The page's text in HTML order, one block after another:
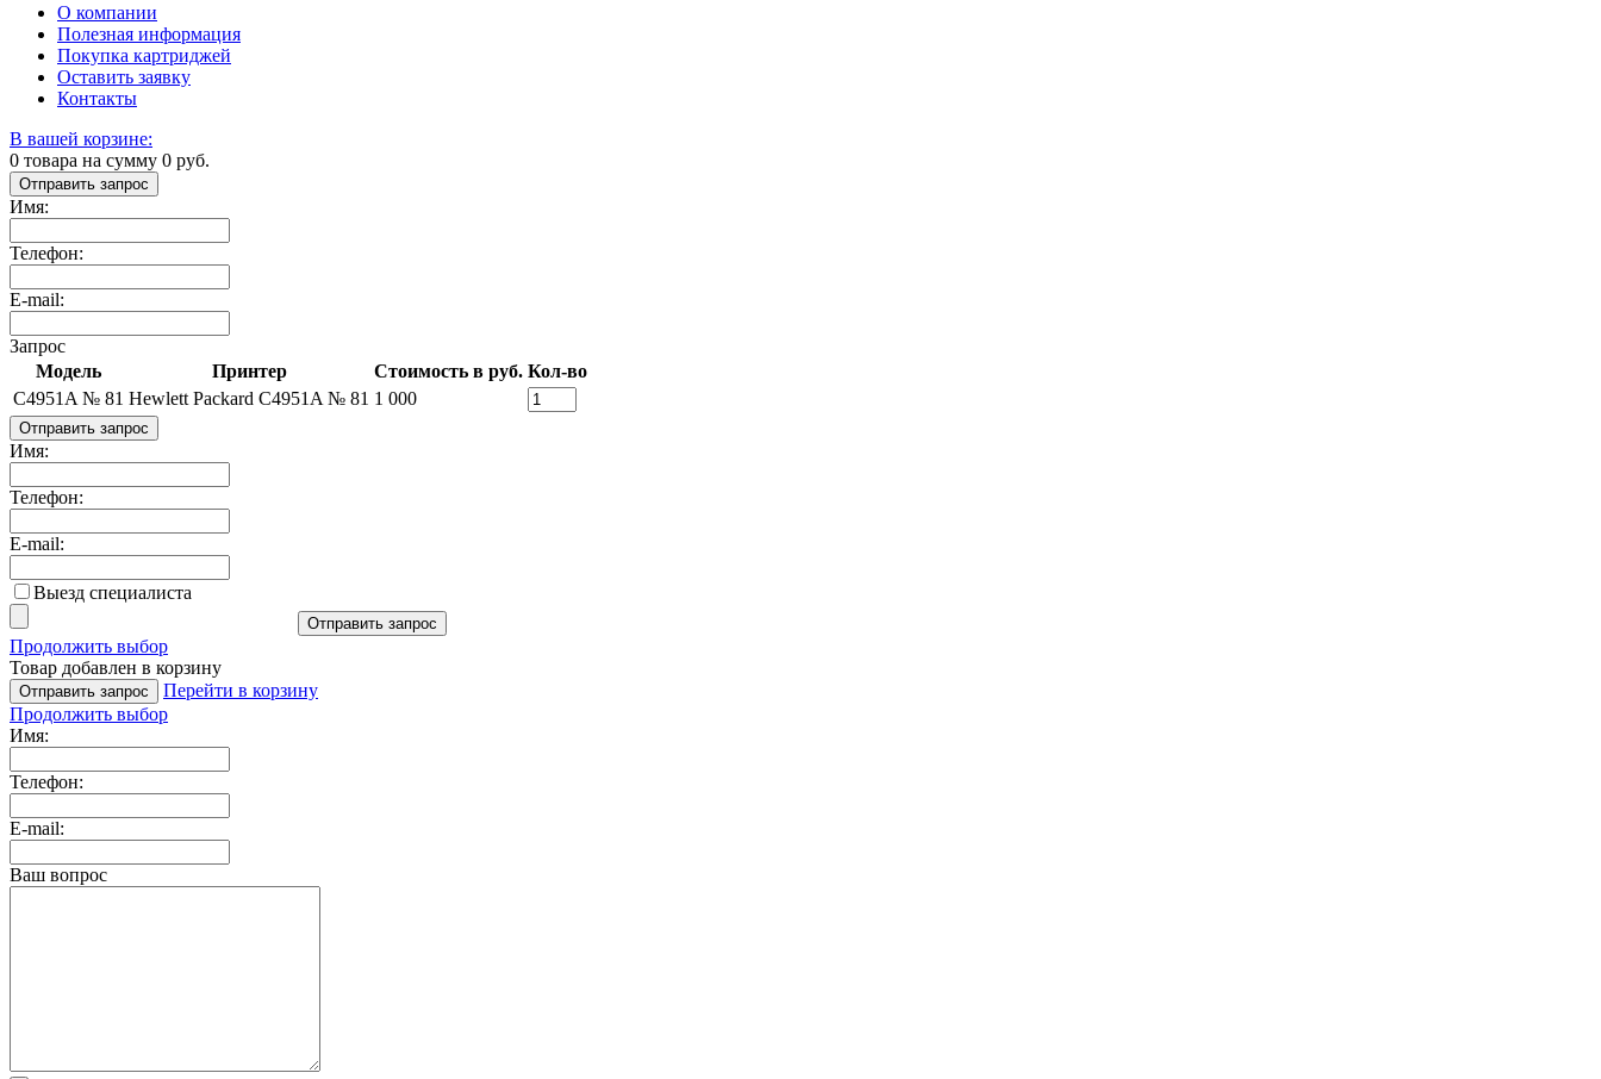
О компании
Полезная информация
Покупка картриджей
Оставить заявку
Контакты
В вашей корзине:
0 товара на сумму 0 руб.
Отправить запрос
Имя:
Телефон:
E-mail:
Запрос
Модель
Принтер Стоимость в руб. Кол-во
C4951A № 81 Hewlett Packard C4951A № 81 1 000
Отправить запрос
Имя:
Телефон:
E-mail:
Выезд специалиста
Отправить запрос
Продолжить выбор
Товар добавлен в корзину
Отправить запрос
Перейти в корзину
Продолжить выбор
Имя:
Телефон:
E-mail:
Ваш вопрос